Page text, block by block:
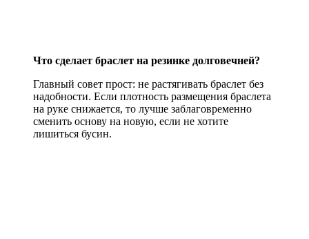
Что сделает браслет на резинке долговечней?
Главный совет прост: не растягивать браслет без
надобности. Если плотность размещения браслета
на руке снижается, то лучше заблаговременно
сменить основу на новую, если не хотите
лишиться бусин.